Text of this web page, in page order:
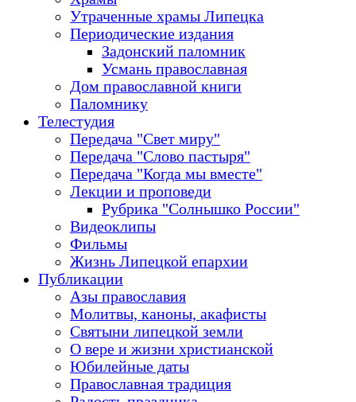
Утраченные храмы Липецка
Периодические издания
Задонский паломник
Усмань православная
Дом православной книги
Паломнику
Телестудия
Передача "Свет миру"
Передача "Слово пастыря"
Передача "Когда мы вместе"
Лекции и проповеди
Рубрика "Солнышко России"
Видеоклипы
Фильмы
Жизнь Липецкой епархии
Публикации
Азы православия
Молитвы, каноны, акафисты
Святыни липецкой земли
О вере и жизни христианской
Юбилейные даты
Православная традиция